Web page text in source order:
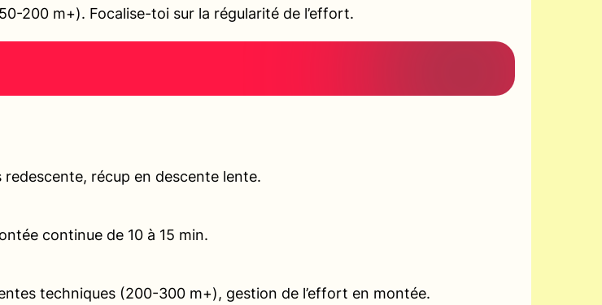
200 m+). Focalise-toi sur la régularité de l’effort.
récup en descente lente.
continue de 10 à 15 min.
techniques (200-300 m+), gestion de l’effort en montée.